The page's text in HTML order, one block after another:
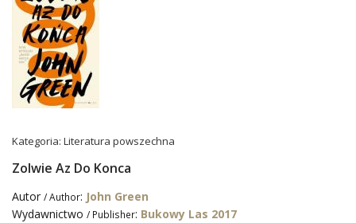
Kategoria: Literatura powszechna
Zolwie Az Do Konca
Autor / Author: John Green
Wydawnictwo / Publisher: Bukowy Las 2017